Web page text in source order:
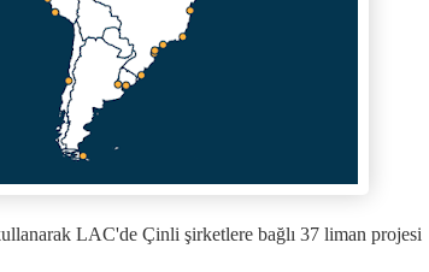
LAC'de Çinli şirketlere bağlı 37 liman projesi